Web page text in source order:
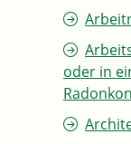
oder in